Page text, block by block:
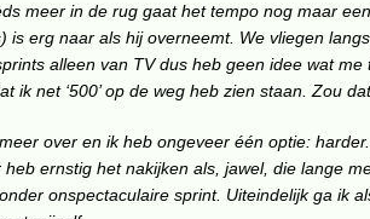
meer in de rug gaat het tempo nog maar
is erg naar als hij overneemt. We vliegen
alleen van TV dus heb geen idee wat
ik net ‘500’ op de weg heb zien staan. Zou
over en ik heb ongeveer één optie:
ernstig het nakijken als, jawel, die lange
onspectaculaire sprint. Uiteindelijk ga ik